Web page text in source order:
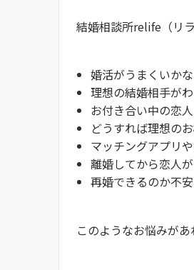
結婚相談所relife（リ
婚活がうまくいか
理想の結婚相手が
お付き合い中の恋
どうすれば理想の
マッチングアプリ
離婚してから恋人
再婚できるのか不安
このようなお悩みが